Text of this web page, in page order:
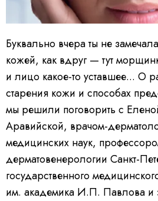
Буквально вчера ты не
кожей, как вдруг — тут
и лицо какое-то уставшее... О
старения кожи и способах
мы решили поговорить с
Аравийской, врачом-
медицинских наук,
дерматовенерологии Санкт-
государственного
им. академика И.П. Павлова и